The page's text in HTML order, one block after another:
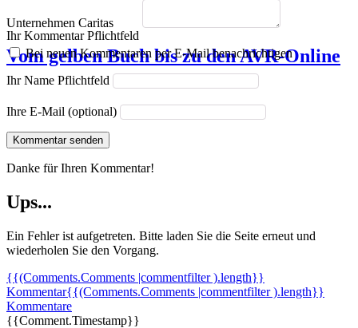
Unternehmen Caritas
Vom gelben Buch bis zu den AVR-Online
Ihr Kommentar Pflichtfeld
Bei neuen Kommentaren per E-Mail benachrichtigen
Ihr Name Pflichtfeld
Ihre E-Mail (optional)
Kommentar senden
Danke für Ihren Kommentar!
Ups...
Ein Fehler ist aufgetreten. Bitte laden Sie die Seite erneut und
wiederholen Sie den Vorgang.
{{(Comments.Comments |commentfilter ).length}}
Kommentar{{(Comments.Comments |commentfilter ).length}}
Kommentare
{{Comment.Timestamp}}